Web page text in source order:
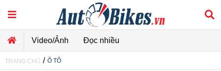
Video/Ảnh Đọc nhiều
TRANG CHỦ / Ô TÔ